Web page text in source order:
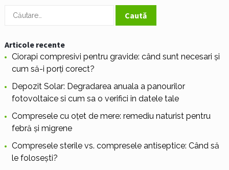
Caută
Articole recente
Ciorapi compresivi pentru gravide: când sunt necesari și
cum să-i porți corect?
Depozit Solar: Degradarea anuala a panourilor
fotovoltaice si cum sa o verifici in datele tale
Compresele cu oțet de mere: remediu naturist pentru
febră și migrene
Compresele sterile vs. compresele antiseptice: Când să
le folosești?